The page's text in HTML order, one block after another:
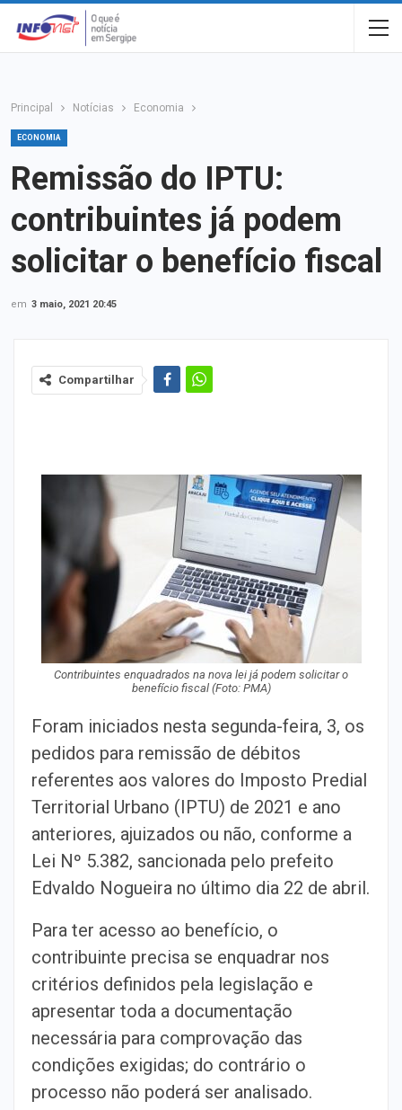
Principal Notícias Economia
ECONOMIA
Remissão do IPTU:
contribuintes já podem
solicitar o benefício fiscal
em 3 maio, 2021 20:45
Compartilhar
Contribuintes enquadrados na nova lei já podem solicitar o
benefício fiscal (Foto: PMA)
Foram iniciados nesta segunda-feira, 3, os
pedidos para remissão de débitos
referentes aos valores do Imposto Predial
Territorial Urbano (IPTU) de 2021 e ano
anteriores, ajuizados ou não, conforme a
Lei Nº 5.382, sancionada pelo prefeito
Edvaldo Nogueira no último dia 22 de abril.
Para ter acesso ao benefício, o
contribuinte precisa se enquadrar nos
critérios definidos pela legislação e
apresentar toda a documentação
necessária para comprovação das
condições exigidas; do contrário o
processo não poderá ser analisado.